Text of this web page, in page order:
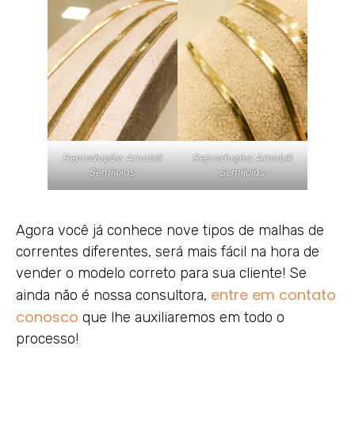
Reprodução: Amabili
Semijoias
Reprodução: Amabili
Semijoias
Agora você já conhece nove tipos de malhas de
correntes diferentes, será mais fácil na hora de
vender o modelo correto para sua cliente! Se
ainda não é nossa consultora, entre em contato
conosco que lhe auxiliaremos em todo o
processo!